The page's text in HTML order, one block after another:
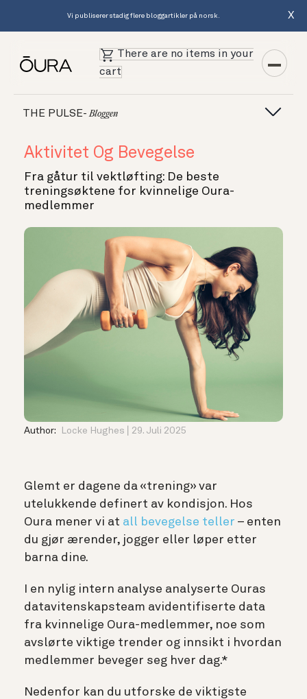
Vi publiserer stadig flere bloggartikler på norsk. X
There are no items in your
cart
THE PULSE- Bloggen
Aktivitet Og Bevegelse
Fra gåtur til vektløfting: De beste
treningsøktene for kvinnelige Oura-
medlemmer
Author: Locke Hughes 29. Juli 2025
Glemt er dagene da «trening» var
utelukkende definert av kondisjon. Hos
Oura mener vi at all bevegelse teller – enten
du gjør ærender, jogger eller løper etter
barna dine.
I en nylig intern analyse analyserte Ouras
datavitenskapsteam avidentifiserte data
fra kvinnelige Oura-medlemmer, noe som
avslørte viktige trender og innsikt i hvordan
medlemmer beveger seg hver dag.*
Nedenfor kan du utforske de viktigste